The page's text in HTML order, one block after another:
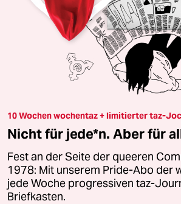
10 Wochen wochentaz + limitierter taz-
Nicht für jede*n. Aber für
Fest an der Seite der queeren
1978: Mit unserem Pride-Abo der
jede Woche progressiven taz-
Briefkasten.